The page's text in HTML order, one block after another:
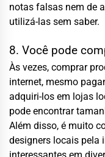
notas falsas nem de
utilizá-las sem saber.
8. Você pode
Às vezes, comprar
internet, mesmo
adquiri-los em lojas
pode encontrar
Além disso, é muito
designers locais pela
interessantes em